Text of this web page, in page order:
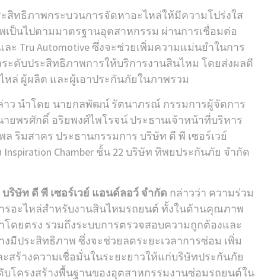
สิทธิภาพกระบวนการจัดหาอะไหล่ให้มีความโปร่งใส
ป็นไปตามมาตรฐานอุตสาหกรรม ผ่านการเชื่อมต่อ
ะ Tru Automotive ซึ่งจะช่วยเพิ่มความแม่นยำในการ
ะดับประสิทธิภาพการให้บริการงานสินไหม โดยส่งผลดี
ล่ ผู้ผลิต และผู้เอาประกันภัยในภาพรวม
ว นำโดย นายกลพัฒน์ รัตนาภรณ์ กรรมการผู้จัดการ
ยพรศักดิ์ อริยพงศ์ไพโรจน์ ประธานเจ้าหน้าที่บริหาร
ริมสาคร ประธานกรรมการ บริษัท ดี พี เซอร์เวย์
Chamber ชั้น 22 บริษัท ทิพยประกันภัย จำกัด
ษัท ดี พี เซอร์เวย์ แอนด์ลอว์ จำกัด กล่าวว่า ความร่วม
รอะไหล่สำหรับงานสินไหมรถยนต์ ทั้งในด้านคุณภาพ
ดยตรง รวมถึงระบบการตรวจสอบความถูกต้องและ
มีประสิทธิภาพ ซึ่งจะช่วยลดระยะเวลาการซ่อม เพิ่ม
สร้างความเชื่อมั่นในระยะยาวให้แก่บริษัทประกันภัย
บโครงสร้างพื้นฐานของอุตสาหกรรมงานซ่อมรถยนต์ใน